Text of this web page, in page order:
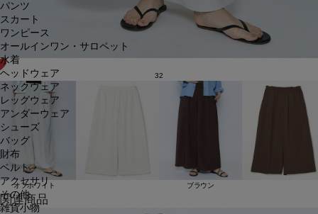
パンツ
スカート
ワンピース
オールインワン・サロペット
水着
ヘッドウェア
ネックウェア
レッグウェア
アンダーウェア
シューズ
バッグ
財布
ベルト
アクセサリ
その他
雑貨小物
32
オフホワイト ブラウン
関連商品